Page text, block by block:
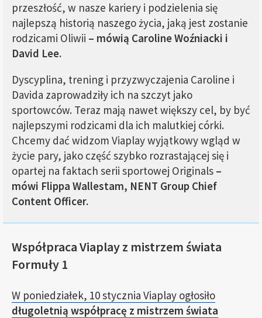
przeszłość, w nasze kariery i podzielenia się
najlepszą historią naszego życia, jaką jest zostanie
rodzicami Oliwii – mówią Caroline Woźniacki i
David Lee.
Dyscyplina, trening i przyzwyczajenia Caroline i
Davida zaprowadziły ich na szczyt jako
sportowców. Teraz mają nawet większy cel, by być
najlepszymi rodzicami dla ich malutkiej córki.
Chcemy dać widzom Viaplay wyjątkowy wgląd w
życie pary, jako część szybko rozrastającej się i
opartej na faktach serii sportowej Originals –
mówi Flippa Wallestam, NENT Group Chief
Content Officer.
Współpraca Viaplay z mistrzem świata
Formuły 1
W poniedziałek, 10 stycznia Viaplay ogłosiło
długoletnią współpracę z mistrzem świata